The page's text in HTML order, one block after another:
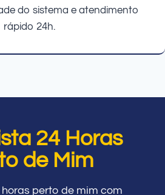
do sistema e atendimento
rápido 24h.
24 Horas
de Mim
perto de mim com